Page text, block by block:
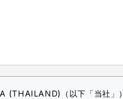
(THAILAND)（以下「当社」）